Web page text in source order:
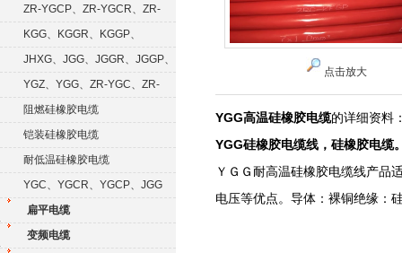
GGRP
ZR-YGCP、ZR-YGCR、ZR-
YGCRP
KGG、KGGR、KGGP、
KGGRP
JHXG、JGG、JGGR、JGGP、
JGGFYGZ、YGG、ZR-YGC、ZR-
KGG阻燃硅橡胶电缆
铠装硅橡胶电缆
耐低温硅橡胶电缆
YGC、YGCR、YGCP、JGG
扁平电缆
变频电缆
点击放大
YGG高温硅橡胶电缆的详细资料
YGG硅橡胶电缆线，硅橡胶电缆
ＹＧＧ耐高温硅橡胶电缆线产品
电压等优点。导体：裸铜绝缘：